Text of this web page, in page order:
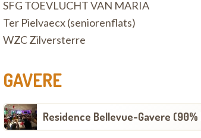
SFG TOEVLUCHT VAN MARIA
Ter Pielvaecx (seniorenflats)
WZC Zilversterre
GAVERE
Residence Bellevue-Gavere (90%